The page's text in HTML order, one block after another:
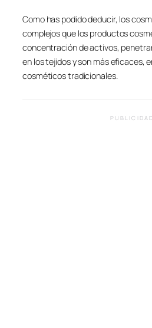
Como has podido deducir, los
complejos que los productos
concentración de activos,
en los tejidos y son más eficaces,
cosméticos tradicionales.
PUBLICIDAD